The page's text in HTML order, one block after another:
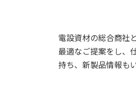
電設資材の総合商社
最適なご提案をし、
持ち、新製品情報も